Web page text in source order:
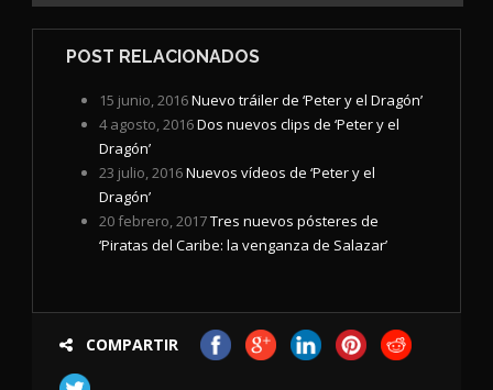
POST RELACIONADOS
15 junio, 2016Nuevo tráiler de ‘Peter y el Dragón’
4 agosto, 2016Dos nuevos clips de ‘Peter y el
Dragón’
23 julio, 2016Nuevos vídeos de ‘Peter y el
Dragón’
20 febrero, 2017Tres nuevos pósteres de
‘Piratas del Caribe: la venganza de Salazar’
COMPARTIR